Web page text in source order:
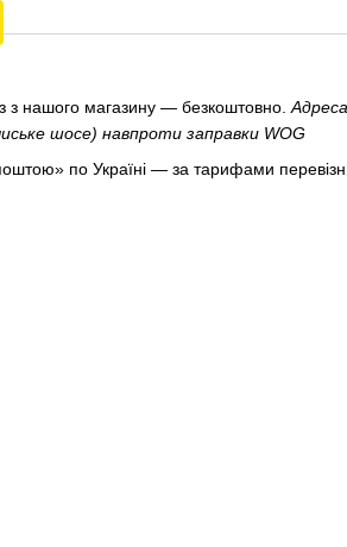
з нашого магазину — безкоштовно.
шосе) навпроти заправки WOG
по Україні — за тарифами